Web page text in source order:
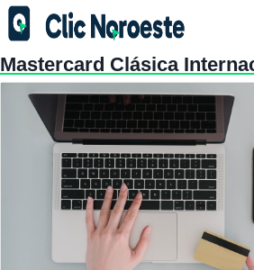
Mastercard Clásica